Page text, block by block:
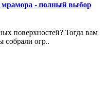
- полный выбор
поверхностей? Тогда вам
собрали огр..